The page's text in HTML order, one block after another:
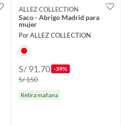
ALLEZ COLLECTION
Saco - Abrigo Madrid para
mujer
Por ALLEZ COLLECTION
S/ 91.70 -39%
S/ 150
Retira mañana